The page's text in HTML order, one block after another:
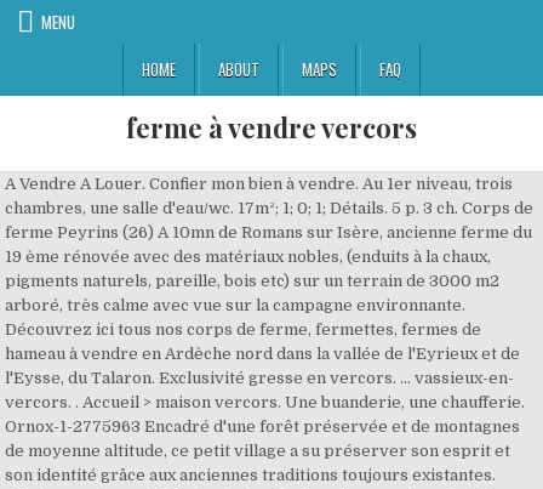
MENU
HOME
ABOUT MAPS FAQ
ferme à vendre vercors
A Vendre A Louer. Confier mon bien à vendre. Au 1er niveau, trois
chambres, une salle d'eau/wc. 17m²; 1; 0; 1; Détails. 5 p. 3 ch. Corps de
ferme Peyrins (26) A 10mn de Romans sur Isère, ancienne ferme du
19 ème rénovée avec des matériaux nobles, (enduits à la chaux,
pigments naturels, pareille, bois etc) sur un terrain de 3000 m2
arboré, très calme avec vue sur la campagne environnante.
Découvrez ici tous nos corps de ferme, fermettes, fermes de
hameau à vendre en Ardèche nord dans la vallée de l'Eyrieux et de
l'Eysse, du Talaron. Exclusivité gresse en vercors. ... vassieux-en-
vercors. . Accueil > maison vercors. Une buanderie, une chaufferie.
Ornox-1-2775963 Encadré d'une forêt préservée et de montagnes
de moyenne altitude, ce petit village a su préserver son esprit et
son identité grâce aux anciennes traditions toujours existantes.